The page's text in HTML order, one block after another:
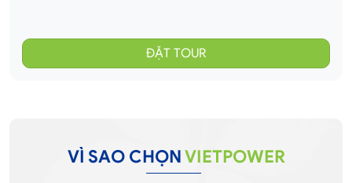
VÌ SAO CHỌNVIETPOWER